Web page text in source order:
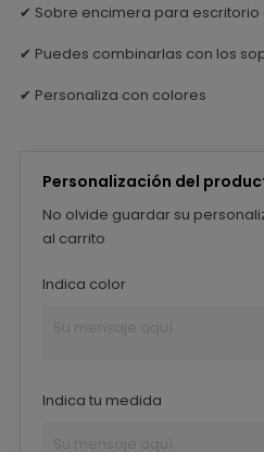
✔ Sobre encimera para escritorio
✔ Puedes combinarlas con los
✔ Personaliza con colores
Personalización del
No olvide guardar su
al carrito
Indica color
Indica tu medida